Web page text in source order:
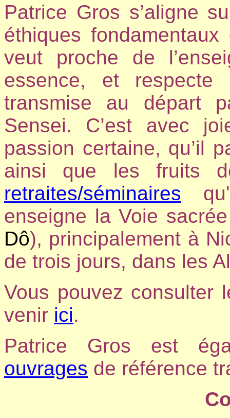
Patrice Gros s’aligne
éthiques
veut proche de
essence, et respecte
transmise au départ
Sensei.
C’est avec
passion certaine, qu’il
ainsi que les fruits
retraites/séminaires
enseigne la Voie
Dô), principalement à
de trois jours, dans les
Vous pouvez consulter
venir ici.
Patrice Gros est
ouvrages de référence